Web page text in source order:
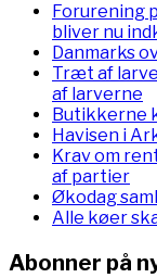
Forurening
bliver nu
Danmarks
Træt af
af larverne
Butikkerne
Havisen i
Krav om
af partier
Økodag
Alle køer
Abonner på